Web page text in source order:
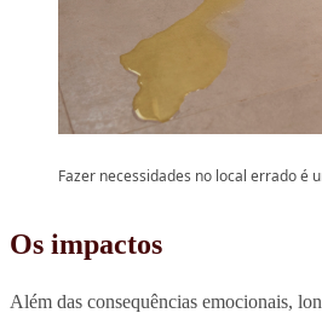
Fazer necessidades no local errado é
Os impactos
Além das consequências emocionais,